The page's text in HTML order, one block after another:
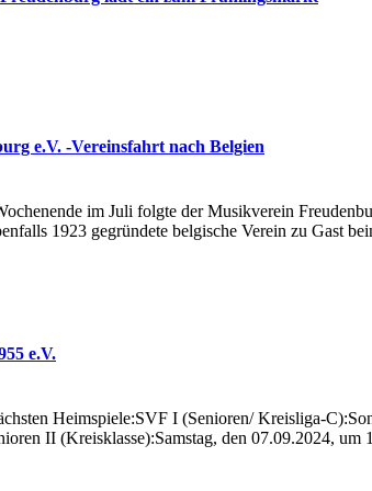
e.V. -Vereinsfahrt nach Belgien
im Juli folgte der Musikverein
1923 gegründete belgische Verein zu Gast
e.V.
Heimspiele:SVF I (Senioren/ Kreisliga-
II (Kreisklasse):Samstag, den 07.09.2024, um